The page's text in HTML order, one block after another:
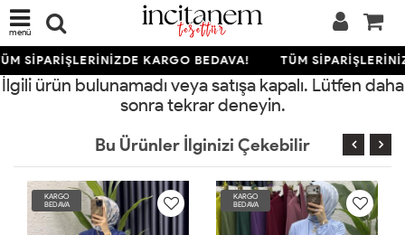
menü
SİPARİŞLERİNİZDE KARGO BEDAVA! TÜM
İlgili ürün bulunamadı veya satışa kapalı. Lütfen daha
sonra tekrar deneyin.
Bu Ürünler İlginizi Çekebilir
KARGO
BEDAVA
KARGO
BEDAVA